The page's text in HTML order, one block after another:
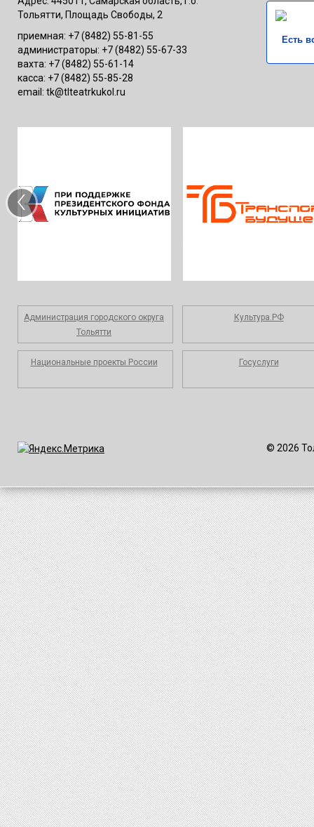
Тольятти, Площадь Свободы, 2
приемная: +7 (8482) 55-81-55
администраторы: +7 (8482) 55-67-33
вахта: +7 (8482) 55-61-14
касса: +7 (8482) 55-85-28
email: tk@tlteatrkukol.ru
Есть
‹
Администрация городского округа
Тольятти
Культура.РФ
Национальные проекты России Госуслуги
© 2026